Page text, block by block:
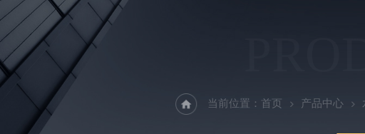
当前位置： 首页 产品中心